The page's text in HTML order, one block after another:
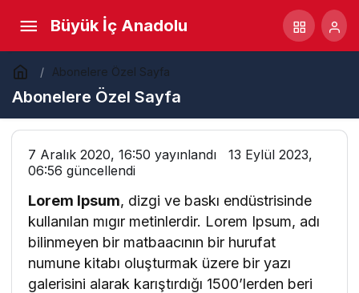
Büyük İç Anadolu
Abonelere Özel Sayfa
Abonelere Özel Sayfa
7 Aralık 2020, 16:50 yayınlandı
13 Eylül 2023,
06:56 güncellendi
Lorem Ipsum, dizgi ve baskı endüstrisinde
kullanılan mıgır metinlerdir. Lorem Ipsum, adı
bilinmeyen bir matbaacının bir hurufat
numune kitabı oluşturmak üzere bir yazı
galerisini alarak karıştırdığı 1500’lerden beri